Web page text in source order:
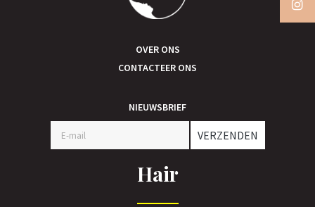
OVER ONS
CONTACTEER ONS
NIEUWSBRIEF
VERZENDEN
Hair